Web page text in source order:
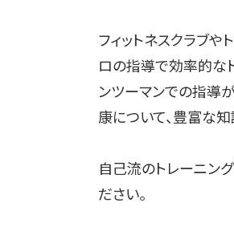
フィットネスクラブ
ロの指導で効率的な
ンツーマンでの指導
康について、豊富な
自己流のトレーニン
ださい。